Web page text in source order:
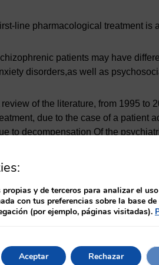
line pharmacological treatment is
patients may have
disorders,as well as
review of the literature, from 1995 to
due to the case of a patient
to decompensation Of the
objective is to describe how it is
main conclusions we highlight,
Schizophrenia,
INTRODUCCIÓN
y de terceros para analizar el
con tus preferencias sobre la base
(por ejemplo, páginas visitadas).
Aceptar Rechazar